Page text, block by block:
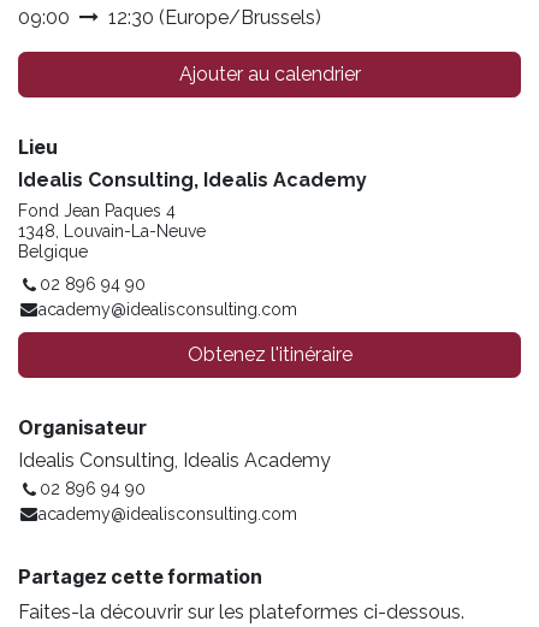
09:00 12:30 (Europe/Brussels)
Ajouter au calendrier
Lieu
Idealis Consulting, Idealis Academy
Fond Jean Paques 4
1348, Louvain-La-Neuve
Belgique
02 896 94 90
academy@idealisconsulting.com
Obtenez l'itinéraire
Organisateur
Idealis Consulting, Idealis Academy
02 896 94 90
academy@idealisconsulting.com
Partagez cette formation
Faites-la découvrir sur les plateformes ci-dessous.